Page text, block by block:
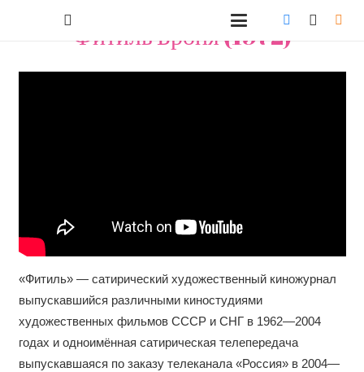
Фитиль Броня (1972)
«Фитиль» — сатирический художественный киножурнал
выпускавшийся различными киностудиями
художественных фильмов СССР и СНГ в 1962—2004
годах и одноимённая сатирическая телепередача
выпускавшаяся по заказу телеканала «Россия» в 2004—